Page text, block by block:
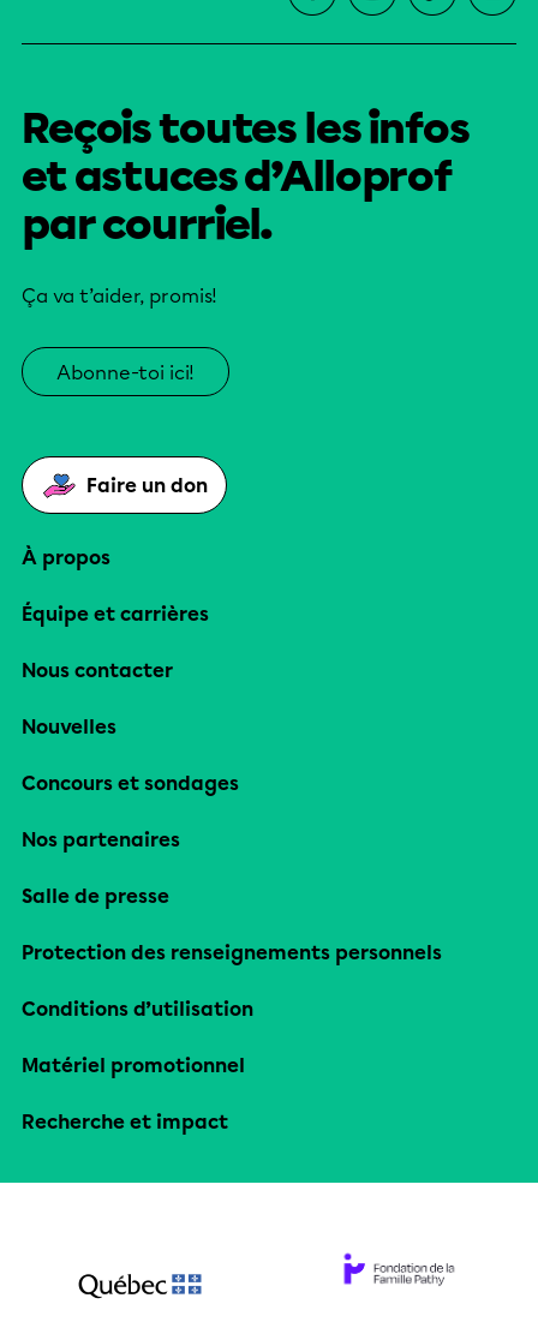
Reçois toutes les infos
et astuces d’Alloprof
par courriel.
Ça va t’aider, promis!
Abonne-toi ici!
Faire un don
À propos
Équipe et carrières
Nous contacter
Nouvelles
Concours et sondages
Nos partenaires
Salle de presse
Protection des renseignements personnels
Conditions d’utilisation
Matériel promotionnel
Recherche et impact